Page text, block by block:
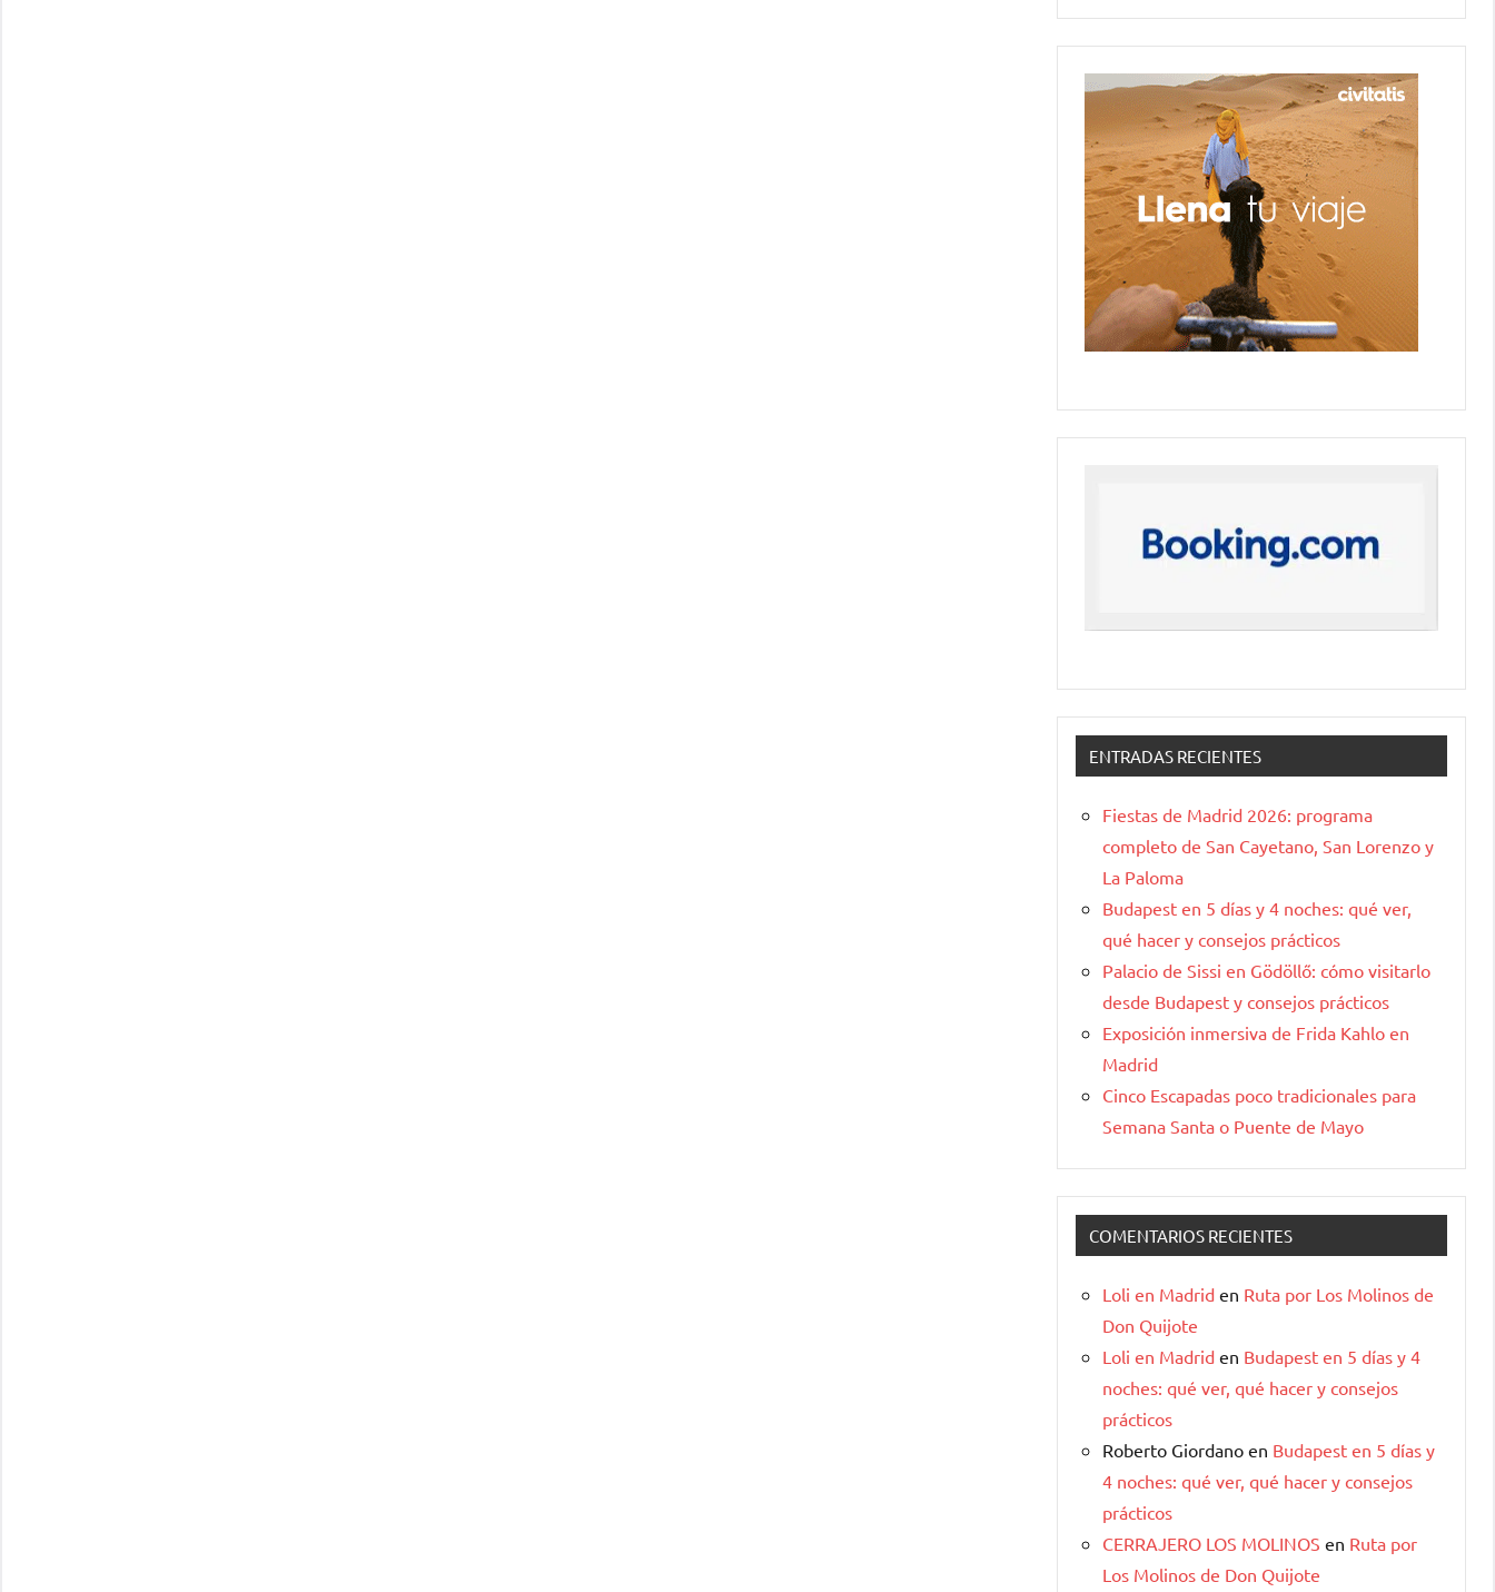
ENTRADAS RECIENTES
Fiestas de Madrid 2026: programa
completo de San Cayetano, San Lorenzo y
La Paloma
Budapest en 5 días y 4 noches: qué ver,
qué hacer y consejos prácticos
Palacio de Sissi en Gödöllő: cómo visitarlo
desde Budapest y consejos prácticos
Exposición inmersiva de Frida Kahlo en
Madrid
Cinco Escapadas poco tradicionales para
Semana Santa o Puente de Mayo
COMENTARIOS RECIENTES
Loli en Madrid en Ruta por Los Molinos de
Don Quijote
Loli en Madrid en Budapest en 5 días y 4
noches: qué ver, qué hacer y consejos
prácticos
Roberto Giordano en Budapest en 5 días y
4 noches: qué ver, qué hacer y consejos
prácticos
CERRAJERO LOS MOLINOS en Ruta por
Los Molinos de Don Quijote